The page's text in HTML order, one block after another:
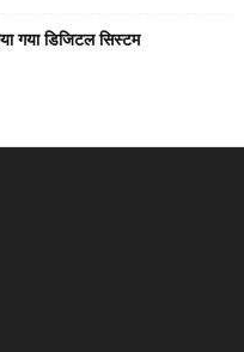
गया डिजिटल सिस्टम